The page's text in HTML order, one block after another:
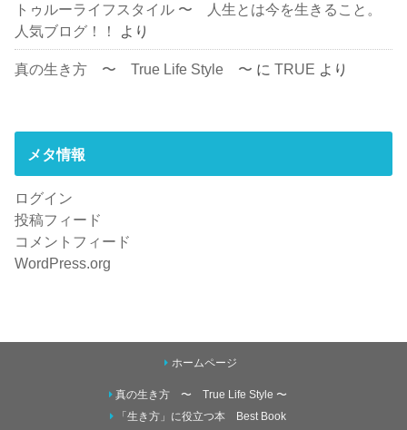
トゥルーライフスタイル 〜 人生とは今を生きること。
人気ブログ！！
より
真の生き方 〜 True Life Style 〜 にTRUE より
メタ情報
ログイン
投稿フィード
コメントフィード
WordPress.org
ホームページ
真の生き方 〜 True Life Style 〜
「生き方」に役立つ本 Best Book